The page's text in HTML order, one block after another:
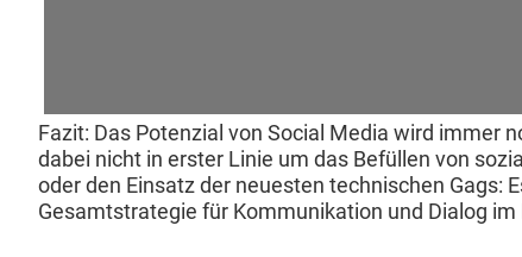
Faz­it: Das Poten­zial von Social Media wird immer
dabei nicht in erster Lin­ie um das Befüllen von
oder den Ein­satz der neuesten tech­nis­chen Gags:
Gesamt­strate­gie für Kom­mu­nika­tion und Dia­log im